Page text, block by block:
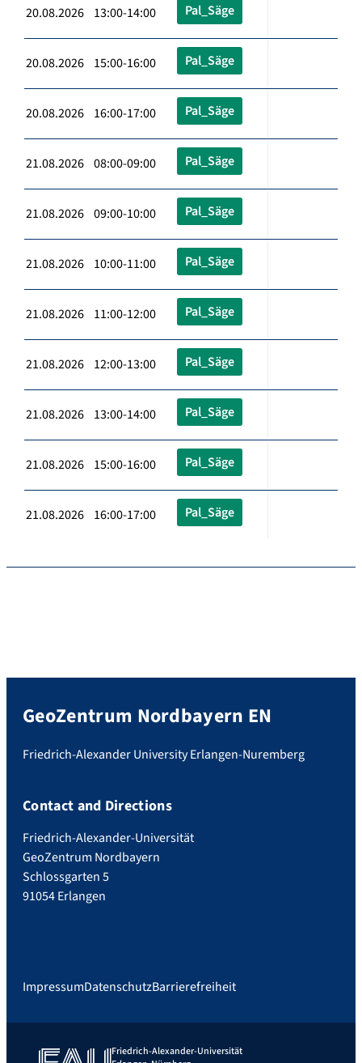
20.08.2026 13:00-14:00 Pal_Säge
20.08.2026 15:00-16:00 Pal_Säge
20.08.2026 16:00-17:00 Pal_Säge
21.08.2026 08:00-09:00 Pal_Säge
21.08.2026 09:00-10:00 Pal_Säge
21.08.2026 10:00-11:00 Pal_Säge
21.08.2026 11:00-12:00 Pal_Säge
21.08.2026 12:00-13:00 Pal_Säge
21.08.2026 13:00-14:00 Pal_Säge
21.08.2026 15:00-16:00 Pal_Säge
21.08.2026 16:00-17:00 Pal_Säge
GeoZentrum Nordbayern EN
Friedrich-Alexander University Erlangen-Nuremberg
Contact and Directions
Friedrich-Alexander-Universität
GeoZentrum Nordbayern
Schlossgarten 5
91054 Erlangen
ImpressumDatenschutzBarrierefreiheit
Friedrich-Alexander-Universität